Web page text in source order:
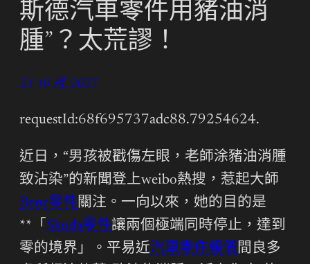
斯德汽車零件用豬油消
腫”？太荒謬！
21 10 月, 2025
requestId:68f695737adc88.79254624.
近日，“男孩被戳傷左眼，老師涂豬油消腫
致沾染”的新聞登上weibo熱搜，惹起大師
Benz零件關注。一向以來，她的目的是
**「 Skoda零件讓兩個極端同時停止，達到
零的境界」。平易近汽車零件報價間良多